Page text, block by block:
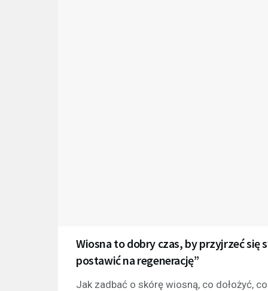
Wiosna to dobry czas, by przyjrzeć się
postawić na regenerację”
Jak zadbać o skórę wiosną, co dołożyć,